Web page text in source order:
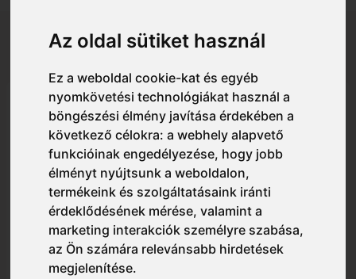
Az oldal sütiket használ
Ez a weboldal cookie-kat és egyéb
nyomkövetési technológiákat használ a
böngészési élmény javítása érdekében a
következő célokra:a webhely alapvető
funkcióinak engedélyezése, hogy jobb
élményt nyújtsunk a weboldalon,
termékeink és szolgáltatásaink iránti
érdeklődésének mérése, valamint a
marketing interakciók személyre szabása,
az Ön számára relevánsabb hirdetések
megjelenítése.
Részletes nézet Egyszerű nézet
PS38 Portwest Ultra
védőszemüveg